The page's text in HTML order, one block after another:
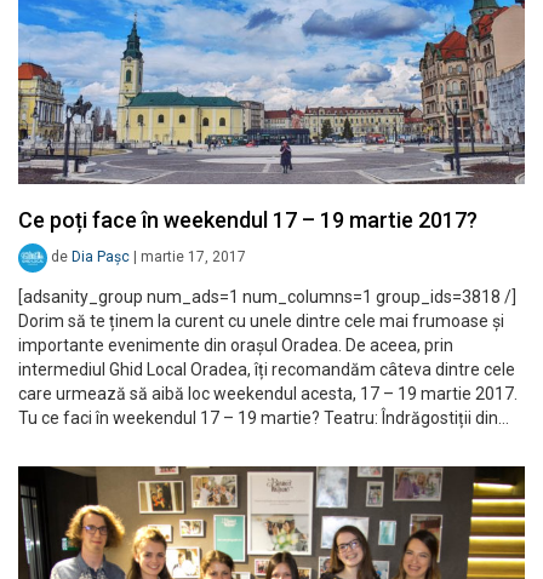
Ce poți face în weekendul 17 – 19 martie 2017?
de Dia Pașc martie 17, 2017
[adsanity_group num_ads=1 num_columns=1 group_ids=3818 /]
Dorim să te ținem la curent cu unele dintre cele mai frumoase și
importante evenimente din orașul Oradea. De aceea, prin
intermediul Ghid Local Oradea, îți recomandăm câteva dintre cele
care urmează să aibă loc weekendul acesta, 17 – 19 martie 2017.
Tu ce faci în weekendul 17 – 19 martie? Teatru: Îndrăgostiții din…